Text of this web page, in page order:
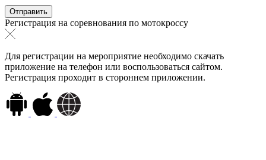
Регистрация на соревнования по мотокроссу
Для регистрации на мероприятие необходимо скачать
приложение на телефон или воспользоваться сайтом.
Регистрация проходит в стороннем приложении.